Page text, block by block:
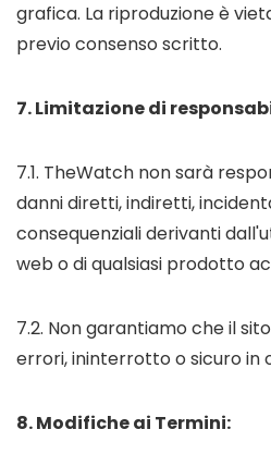
grafica. La riproduzione è
previo consenso scritto.
7. Limitazione di
7.1. TheWatch non sarà
danni diretti, indiretti,
consequenziali derivanti
web o di qualsiasi prodotto
7.2. Non garantiamo che il
errori, ininterrotto o sicuro in
8. Modifiche ai Termini: